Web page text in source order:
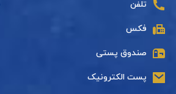
تلفن
فکس
صندوق پستی
پست الکترونیک